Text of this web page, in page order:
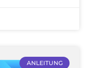
ANLEITUNG